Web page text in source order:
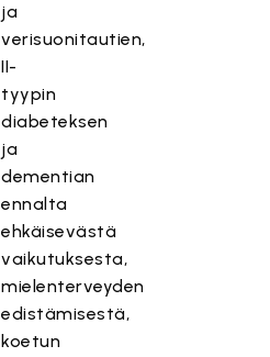
ja
verisuonitautien,
II-
tyypin
diabeteksen
ja
dementian
ennalta
ehkäisevästä
vaikutuksesta,
mielenterveyden
edistämisestä,
koetun